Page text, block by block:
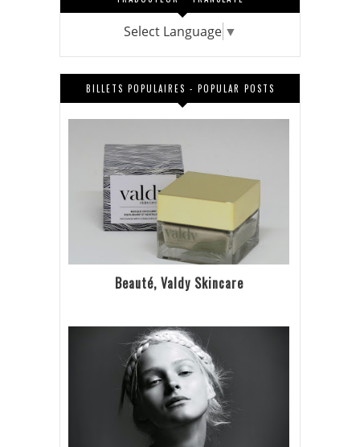
Select Language ▼
BILLETS POPULAIRES - POPULAR POSTS
Beauté, Valdy Skincare